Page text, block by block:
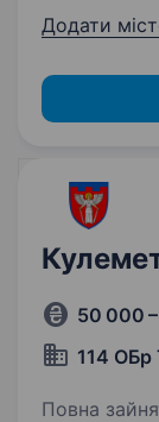
Додати
50 000
114 ОБр
Повна зайнятість.